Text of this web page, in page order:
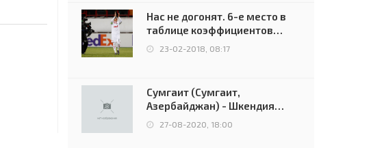
Нас не догонят. 6-е место в
таблице коэффициентов
УЕФА остаётся за Россией
23-02-2018, 08:17
Сумгаит (Сумгаит,
Азербайджан) - Шкендия
(Тетово, Северная
Македония) - 0:2 (0:0)
27-08-2020, 18:00